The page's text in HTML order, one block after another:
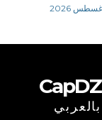
CapDZ
بالعربي